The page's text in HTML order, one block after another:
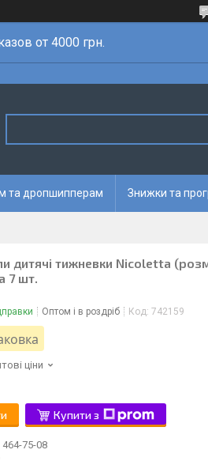
от 4000 грн.
та дропшипперам Знижки та
дитячі тижневки Nicoletta
7 шт.
Оптом і в роздріб Код: 742159
ціни
Купити з
75-08